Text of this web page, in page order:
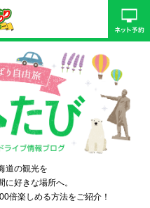
道の観光を
に好きな場所へ。
倍楽しめる方法をご紹介！